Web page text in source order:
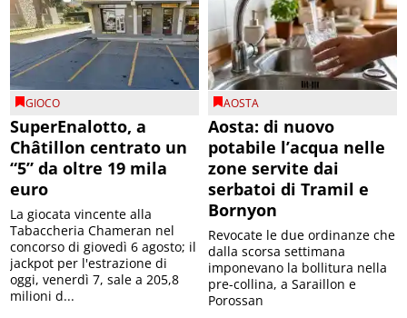
GIOCO
SuperEnalotto, a
Châtillon centrato un
“5” da oltre 19 mila
euro
La giocata vincente alla
Tabaccheria Chameran nel
concorso di giovedì 6 agosto; il
jackpot per l'estrazione di
oggi, venerdì 7, sale a 205,8
milioni d...
AOSTA
Aosta: di nuovo
potabile l’acqua nelle
zone servite dai
serbatoi di Tramil e
Bornyon
Revocate le due ordinanze che
dalla scorsa settimana
imponevano la bollitura nella
pre-collina, a Saraillon e
Porossan